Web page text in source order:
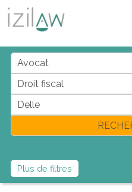
jdadi
fl
Plus de filtres